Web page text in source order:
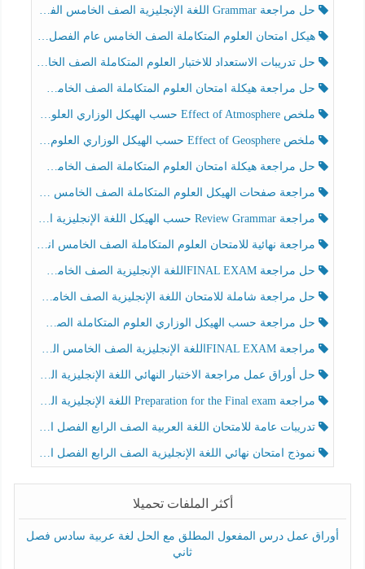
حل مراجعة Grammar اللغة الإنجليزية الصف الخامس الفصل الثالث
هيكل امتحان العلوم المتكاملة الصف الخامس عام الفصل الدراسي الثالث 2025-2026
حل تدريبات الاستعداد للاختبار العلوم المتكاملة الصف الخامس عام الفصل الثالث
حل مراجعة هيكلة امتحان العلوم المتكاملة الصف الخامس انسبير الفصل الثالث
ملخص Effect of Atmosphere حسب الهيكل الوزاري العلوم المتكاملة الصف الخامس انسبير الفصل الثالث
ملخص Effect of Geosphere حسب الهيكل الوزاري العلوم المتكاملة الصف الخامس انسبير الفصل الثالث
حل مراجعة هيكلة امتحان العلوم المتكاملة الصف الخامس عام الفصل الثالث
مراجعة صفحات الهيكل العلوم المتكاملة الصف الخامس انسبير الفصل الثالث
مراجعة Review Grammar حسب الهيكل اللغة الإنجليزية الصف الخامس الفصل الثالث
مراجعة نهائية للامتحان العلوم المتكاملة الصف الخامس انسبير الفصل الثالث
حل مراجعة FINAL EXAMاللغة الإنجليزية الصف الخامس الفصل الثالث
حل مراجعة شاملة للامتحان اللغة الإنجليزية الصف الخامس الفصل الثالث
حل مراجعة حسب الهيكل الوزاري العلوم المتكاملة الصف الخامس عام الفصل الثالث
مراجعة FINAL EXAMاللغة الإنجليزية الصف الخامس الفصل الثالث
حل أوراق عمل مراجعة الاختبار النهائي اللغة الإنجليزية الصف الرابع الفصل الثالث
مراجعة Preparation for the Final exam اللغة الإنجليزية الصف الرابع الفصل الثالث
تدريبات عامة للامتحان اللغة العربية الصف الرابع الفصل الثالث
نموذج امتحان نهائي اللغة الإنجليزية الصف الرابع الفصل الثالث
أكثر الملفات تحميلا
أوراق عمل درس المفعول المطلق مع الحل لغة عربية سادس فصل
ثاني